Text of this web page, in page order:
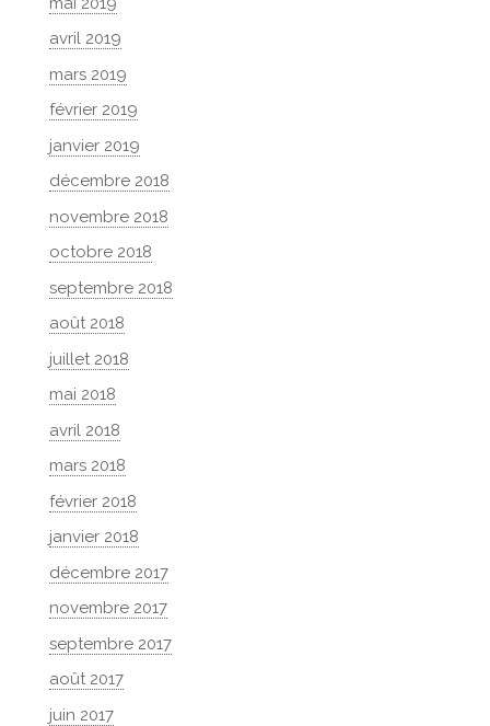
avril 2019
mars 2019
février 2019
janvier 2019
décembre 2018
novembre 2018
octobre 2018
septembre 2018
août 2018
juillet 2018
mai 2018
avril 2018
mars 2018
février 2018
janvier 2018
décembre 2017
novembre 2017
septembre 2017
août 2017
juin 2017